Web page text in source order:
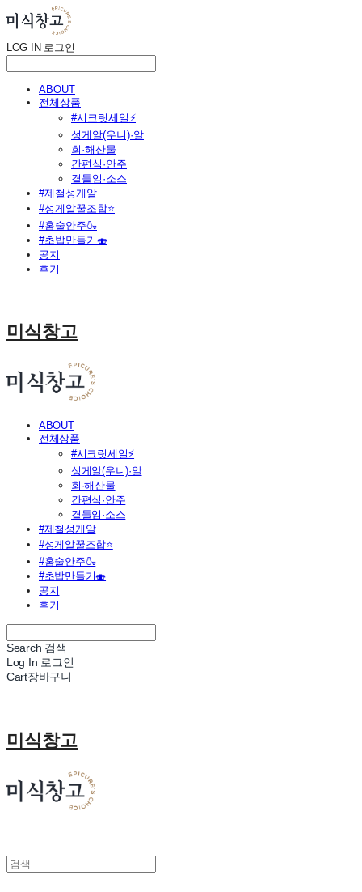
LOG IN 로그인
ABOUT
전체상품
#시크릿세일⚡
성게알(우니)·알
회·해산물
간편식·안주
곁들임·소스
#제철성게알
#성게알꿀조합⭐
#홈술안주🍶
#초밥만들기🍣
공지
후기
미식창고
ABOUT
전체상품
#시크릿세일⚡
성게알(우니)·알
회·해산물
간편식·안주
곁들임·소스
#제철성게알
#성게알꿀조합⭐
#홈술안주🍶
#초밥만들기🍣
공지
후기
Search 검색
Log In 로그인
Cart장바구니
미식창고